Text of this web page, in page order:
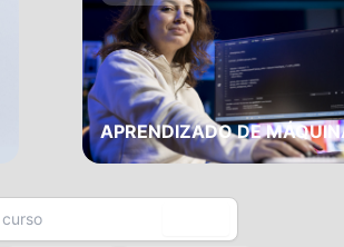
NEUROPSICOPEDAGOGIA